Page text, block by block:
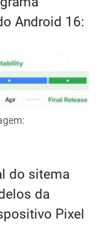
Android 16:
do sitema
da
Pixel